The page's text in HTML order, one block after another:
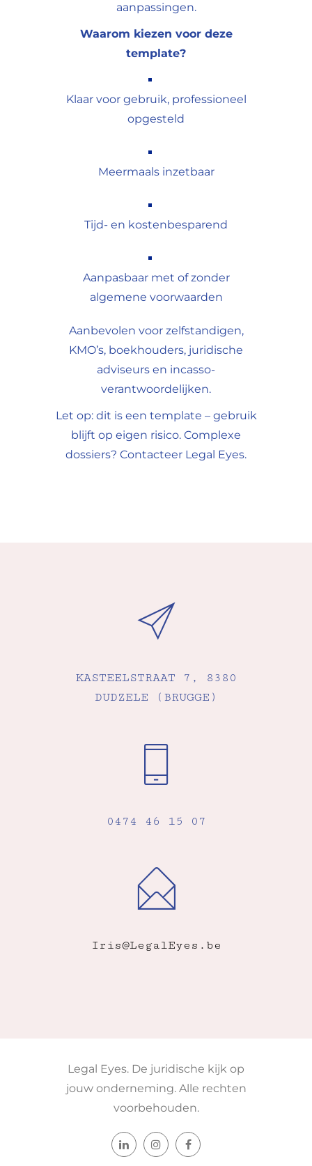
aanpassingen.
Waarom kiezen voor deze
template?
Klaar voor gebruik, professioneel
opgesteld
Meermaals inzetbaar
Tijd- en kostenbesparend
Aanpasbaar met of zonder
algemene voorwaarden
Aanbevolen voor zelfstandigen,
KMO’s, boekhouders, juridische
adviseurs en incasso-
verantwoordelijken.
Let op: dit is een template – gebruik
blijft op eigen risico. Complexe
dossiers? Contacteer Legal Eyes.
KASTEELSTRAAT 7, 8380
DUDZELE (BRUGGE)
0474 46 15 07
Iris@LegalEyes.be
Legal Eyes. De juridische kijk op
jouw onderneming. Alle rechten
voorbehouden.